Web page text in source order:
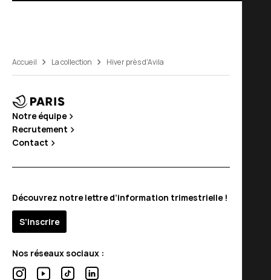
Accueil La collection Hiver près d'Avila
Notre équipe
Recrutement
Contact
Découvrez notre lettre d’information trimestrielle !
S’inscrire
Nos réseaux sociaux :